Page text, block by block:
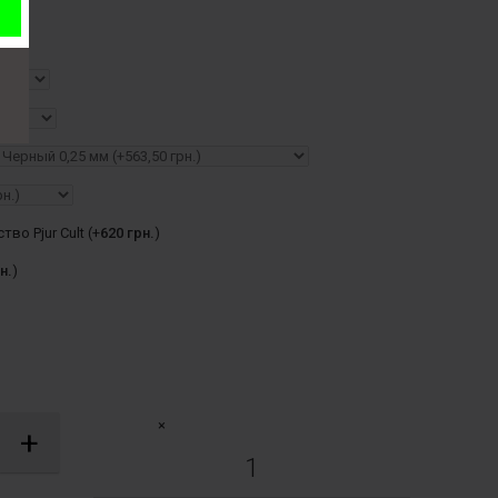
Pjur Cult (+620 грн. )
)
+ ×